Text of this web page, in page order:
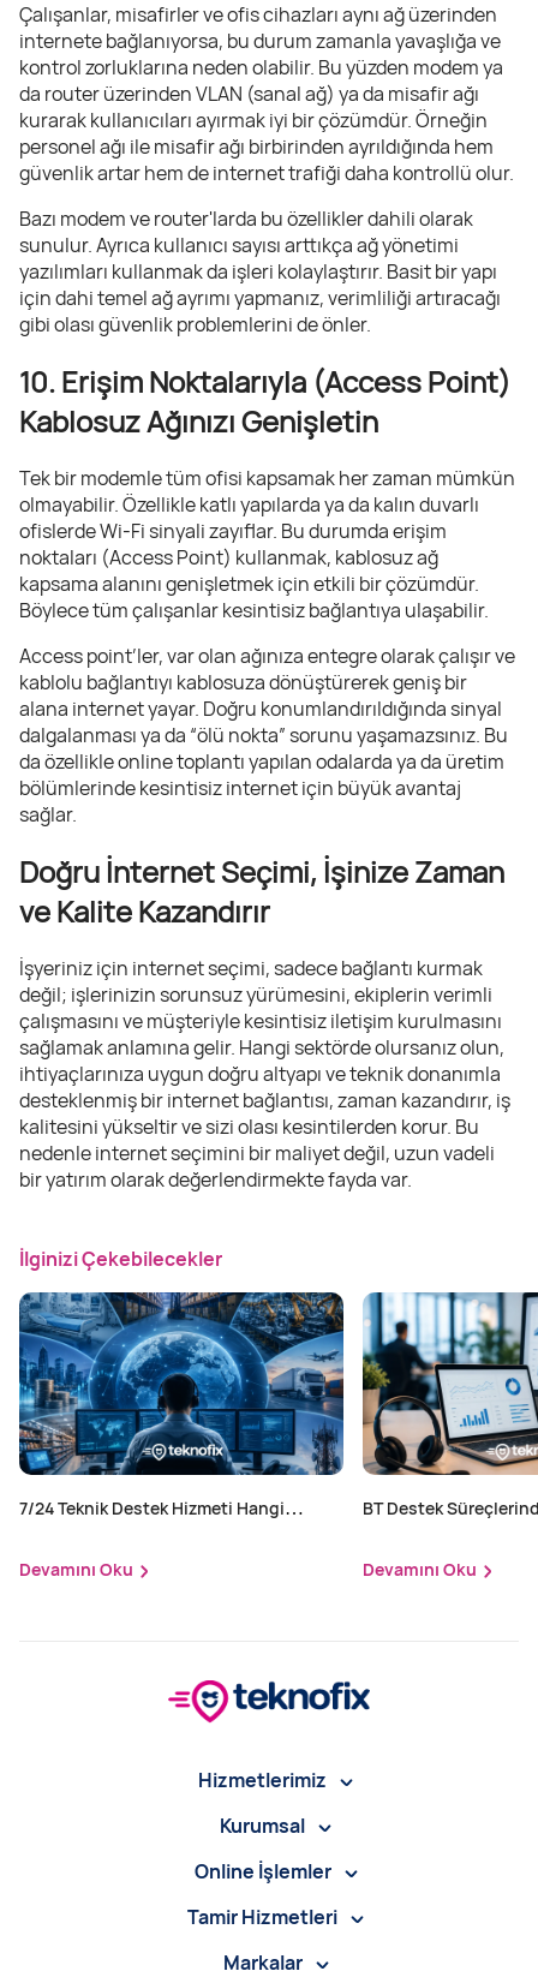
Çalışanlar, misafirler ve ofis cihazları aynı ağ üzerinden
internete bağlanıyorsa, bu durum zamanla yavaşlığa ve
kontrol zorluklarına neden olabilir. Bu yüzden modem ya
da router üzerinden VLAN (sanal ağ) ya da misafir ağı
kurarak kullanıcıları ayırmak iyi bir çözümdür. Örneğin
personel ağı ile misafir ağı birbirinden ayrıldığında hem
güvenlik artar hem de internet trafiği daha kontrollü olur.
Bazı modem ve router'larda bu özellikler dahili olarak
sunulur. Ayrıca kullanıcı sayısı arttıkça ağ yönetimi
yazılımları kullanmak da işleri kolaylaştırır. Basit bir yapı
için dahi temel ağ ayrımı yapmanız, verimliliği artıracağı
gibi olası güvenlik problemlerini de önler.
10. Erişim Noktalarıyla (Access Point)
Kablosuz Ağınızı Genişletin
Tek bir modemle tüm ofisi kapsamak her zaman mümkün
olmayabilir. Özellikle katlı yapılarda ya da kalın duvarlı
ofislerde Wi-Fi sinyali zayıflar. Bu durumda erişim
noktaları (Access Point) kullanmak, kablosuz ağ
kapsama alanını genişletmek için etkili bir çözümdür.
Böylece tüm çalışanlar kesintisiz bağlantıya ulaşabilir.
Access point’ler, var olan ağınıza entegre olarak çalışır ve
kablolu bağlantıyı kablosuza dönüştürerek geniş bir
alana internet yayar. Doğru konumlandırıldığında sinyal
dalgalanması ya da “ölü nokta” sorunu yaşamazsınız. Bu
da özellikle online toplantı yapılan odalarda ya da üretim
bölümlerinde kesintisiz internet için büyük avantaj
sağlar.
Doğru İnternet Seçimi, İşinize Zaman
ve Kalite Kazandırır
İşyeriniz için internet seçimi, sadece bağlantı kurmak
değil; işlerinizin sorunsuz yürümesini, ekiplerin verimli
çalışmasını ve müşteriyle kesintisiz iletişim kurulmasını
sağlamak anlamına gelir. Hangi sektörde olursanız olun,
ihtiyaçlarınıza uygun doğru altyapı ve teknik donanımla
desteklenmiş bir internet bağlantısı, zaman kazandırır, iş
kalitesini yükseltir ve sizi olası kesintilerden korur. Bu
nedenle internet seçimini bir maliyet değil, uzun vadeli
bir yatırım olarak değerlendirmekte fayda var.
İlginizi Çekebilecekler
7/24 Teknik Destek Hizmeti Hangi
Devamını Oku
BT Destek
Devamını Oku
Hizmetlerimiz
Kurumsal
Online İşlemler
Tamir Hizmetleri
Markalar